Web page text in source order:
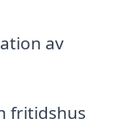
av
fritidshus